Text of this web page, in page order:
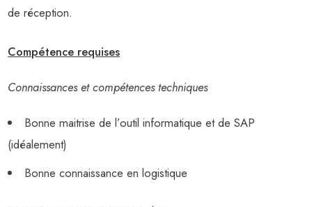
de réception.
Compétence requises
Connaissances et compétences techniques
Bonne maitrise de l’outil informatique et de SAP
(idéalement)
Bonne connaissance en logistique